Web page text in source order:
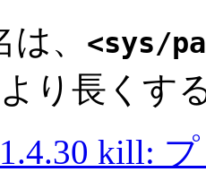
、
<sys/
より長くす
kill: